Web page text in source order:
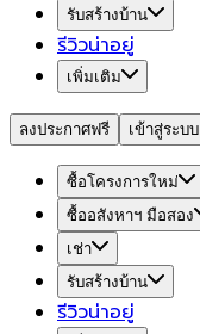
รับสร้างบ้าน
รีวิวน่าอยู่
เพิ่มเติม
ลงประกาศฟรี เข้าสู่ระบบ
ซื้อโครงการใหม่
ซื้ออสังหาฯ มือสอง
เช่า
รับสร้างบ้าน
รีวิวน่าอยู่